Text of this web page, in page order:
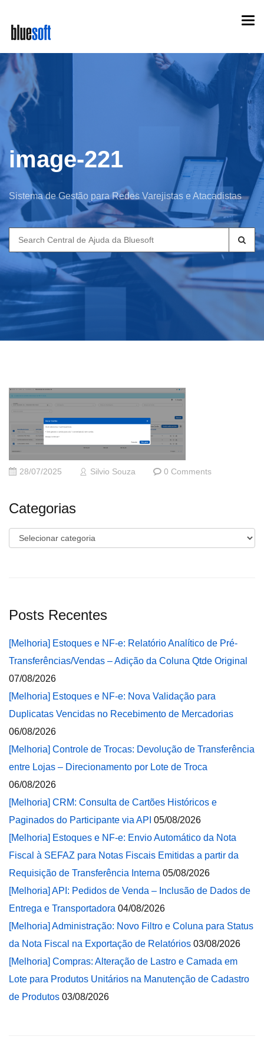
main
content
image-221
Sistema de Gestão para Redes Varejistas e Atacadistas
Search
for:
28/07/2025 Silvio Souza 0 Comments
Categorias
Categorias
Posts Recentes
[Melhoria] Estoques e NF-e: Relatório Analítico de Pré-
Transferências/Vendas – Adição da Coluna Qtde Original
07/08/2026
[Melhoria] Estoques e NF-e: Nova Validação para
Duplicatas Vencidas no Recebimento de Mercadorias
06/08/2026
[Melhoria] Controle de Trocas: Devolução de Transferência
entre Lojas – Direcionamento por Lote de Troca
06/08/2026
[Melhoria] CRM: Consulta de Cartões Históricos e
Paginados do Participante via API 05/08/2026
[Melhoria] Estoques e NF-e: Envio Automático da Nota
Fiscal à SEFAZ para Notas Fiscais Emitidas a partir da
Requisição de Transferência Interna 05/08/2026
[Melhoria] API: Pedidos de Venda – Inclusão de Dados de
Entrega e Transportadora 04/08/2026
[Melhoria] Administração: Novo Filtro e Coluna para Status
da Nota Fiscal na Exportação de Relatórios 03/08/2026
[Melhoria] Compras: Alteração de Lastro e Camada em
Lote para Produtos Unitários na Manutenção de Cadastro
de Produtos 03/08/2026